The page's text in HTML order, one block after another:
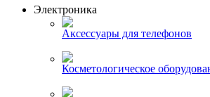
Электроника
Аксессуары для телефонов
Косметологическое